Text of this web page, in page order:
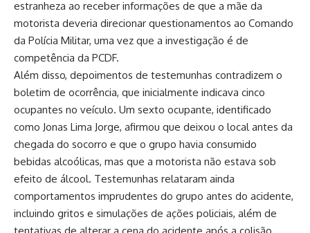
estranheza ao receber informações de que a mãe da
motorista deveria direcionar questionamentos ao Comando
da Polícia Militar, uma vez que a investigação é de
competência da PCDF.
Além disso, depoimentos de testemunhas contradizem o
boletim de ocorrência, que inicialmente indicava cinco
ocupantes no veículo. Um sexto ocupante, identificado
como Jonas Lima Jorge, afirmou que deixou o local antes da
chegada do socorro e que o grupo havia consumido
bebidas alcoólicas, mas que a motorista não estava sob
efeito de álcool. Testemunhas relataram ainda
comportamentos imprudentes do grupo antes do acidente,
incluindo gritos e simulações de ações policiais, além de